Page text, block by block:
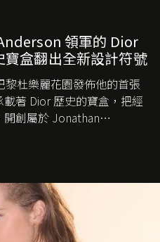
領軍的 Dior
盒翻出全新設計符號
杜樂麗花園發佈他的首張
著 Dior 歷史的寶盒，把經
創屬於 Jonathan